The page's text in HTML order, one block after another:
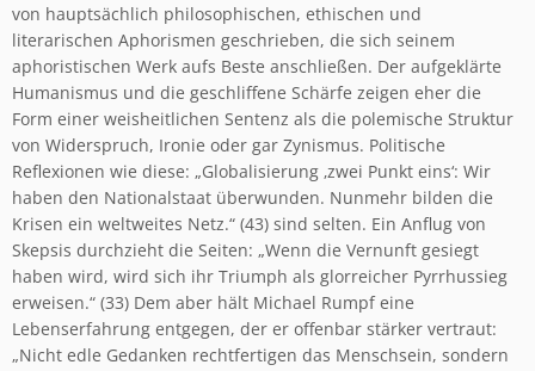
von hauptsächlich philosophischen, ethischen und
literarischen Aphorismen geschrieben, die sich seinem
aphoristischen Werk aufs Beste anschließen. Der aufgeklärte
Humanismus und die geschliffene Schärfe zeigen eher die
Form einer weisheitlichen Sentenz als die polemische Struktur
von Widerspruch, Ironie oder gar Zynismus. Politische
Reflexionen wie diese: „Globalisierung ‚zwei Punkt eins‘: Wir
haben den Nationalstaat überwunden. Nunmehr bilden die
Krisen ein weltweites Netz.“ (43) sind selten. Ein Anflug von
Skepsis durchzieht die Seiten: „Wenn die Vernunft gesiegt
haben wird, wird sich ihr Triumph als glorreicher Pyrrhussieg
erweisen.“ (33) Dem aber hält Michael Rumpf eine
Lebenserfahrung entgegen, der er offenbar stärker vertraut:
„Nicht edle Gedanken rechtfertigen das Menschsein, sondern